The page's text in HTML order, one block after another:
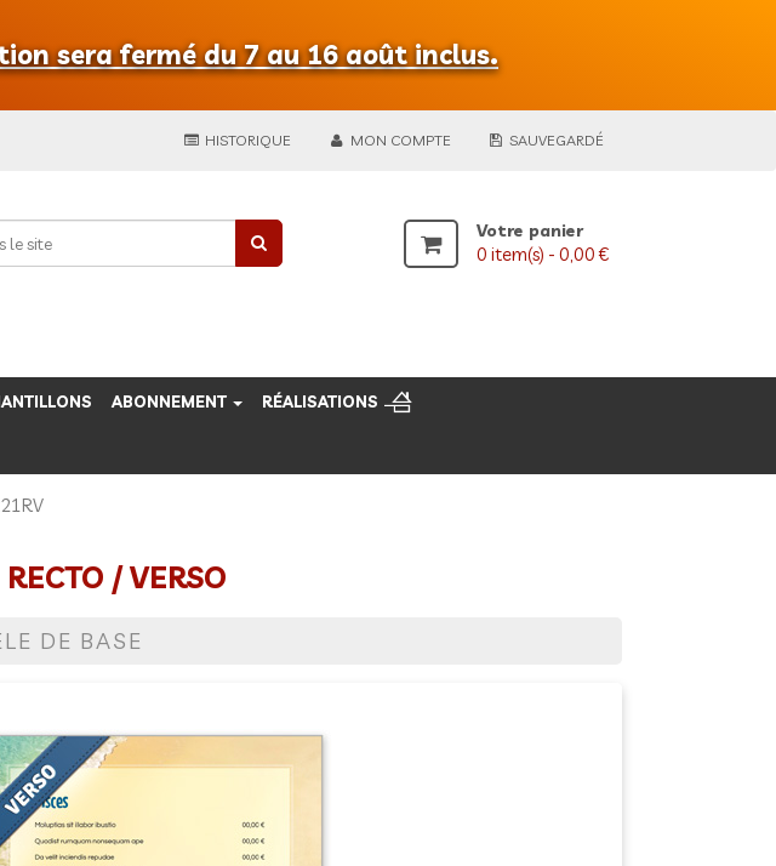
sera fermé du 7 au 16 août inclus.
HISTORIQUE MON COMPTE SAUVEGARDÉ
Votre panier
0 item(s) - 0,00 €
ABONNEMENT RÉALISATIONS
/ VERSO
DE BASE